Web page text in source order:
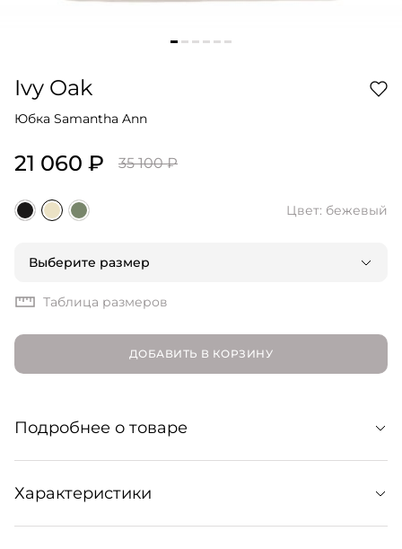
Ivy Oak
Юбка Samantha Ann
21 060 ₽ 35 100 ₽
Цвет: бежевый
Выберите размер
Таблица размеров
ДОБАВИТЬ В КОРЗИНУ
Подробнее о товаре
Длинная юбка из гладкого смесового льна. Лаконичная
модель с высокой талией и разрезом сзади для
комфортного шага. Образует комплект с жилетом Tala
Характеристики